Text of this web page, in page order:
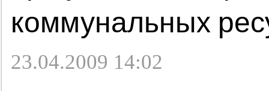
коммунальных
23.04.2009 14:02